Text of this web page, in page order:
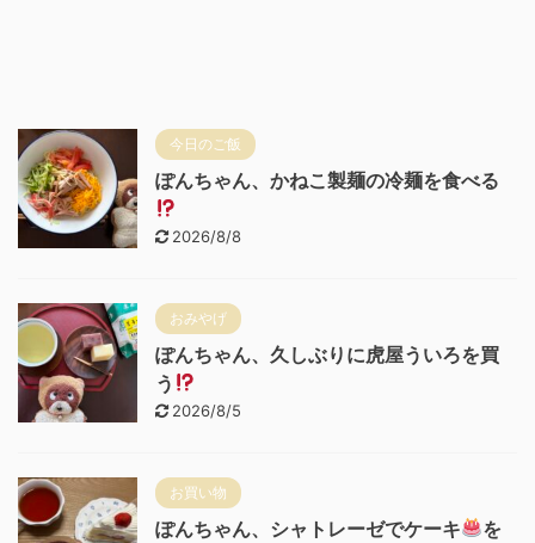
今日のご飯
ぽんちゃん、かねこ製麺の冷麺を食べる
2026/8/8
おみやげ
ぽんちゃん、久しぶりに虎屋ういろを買
う
2026/8/5
お買い物
ぽんちゃん、シャトレーゼでケーキ
を